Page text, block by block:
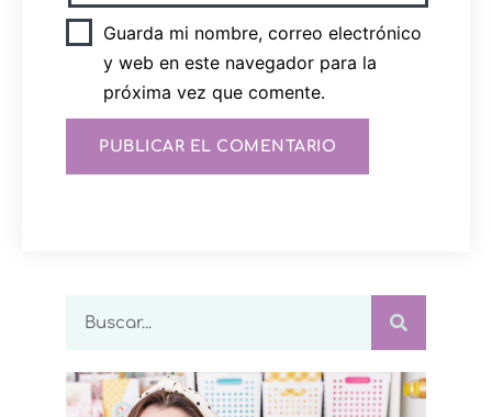
Guarda mi nombre, correo electrónico
y web en este navegador para la
próxima vez que comente.